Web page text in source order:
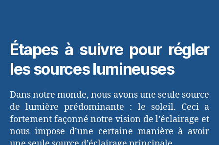
Étapes à suivre pour régler
les sources lumineuses
Dans notre monde, nous avons une seule source
de lumière prédominante : le soleil. Ceci a
fortement façonné notre vision de l’éclairage et
nous impose d’une certaine manière à avoir